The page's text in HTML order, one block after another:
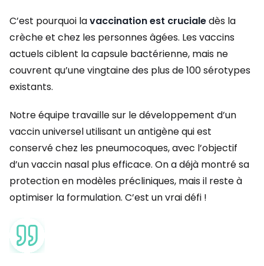
C’est pourquoi lavaccination est crucialedès la
crèche et chez les personnes âgées. Les vaccins
actuels ciblent la capsule bactérienne, mais ne
couvrent qu’une vingtaine des plus de 100 sérotypes
existants.
Notre équipe travaille sur le développement d’un
vaccin universel utilisant un antigène qui est
conservé chez les pneumocoques, avec l’objectif
d’un vaccin nasal plus efficace. On a déjà montré sa
protection en modèles précliniques, mais il reste à
optimiser la formulation. C’est un vrai défi !